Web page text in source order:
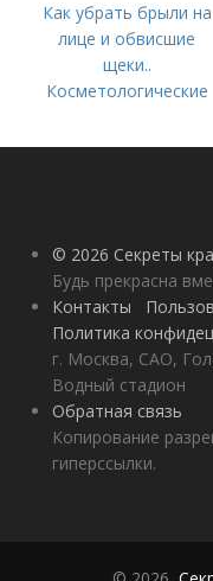
Как убрать брыли на
лице и обвисшие
щеки..
Косметологические
© 2026 Секреты
Будь прекрасна
Контакты
Политика
г. Москва, САО,
Водный стадион
Обратная связь
Копирование
гиперссылки.